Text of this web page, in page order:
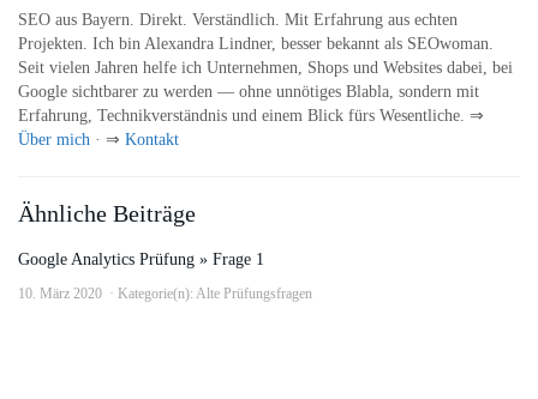
SEO aus Bayern. Direkt. Verständlich. Mit Erfahrung aus echten
Projekten. Ich bin Alexandra Lindner, besser bekannt als SEOwoman.
Seit vielen Jahren helfe ich Unternehmen, Shops und Websites dabei, bei
Google sichtbarer zu werden — ohne unnötiges Blabla, sondern mit
Erfahrung, Technikverständnis und einem Blick fürs Wesentliche. ⇒
Über mich · ⇒ Kontakt
Ähnliche Beiträge
Google Analytics Prüfung » Frage 1
10. März 2020 Kategorie(n): Alte Prüfungsfragen